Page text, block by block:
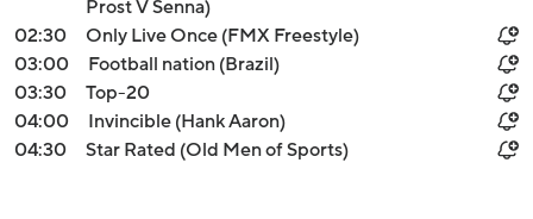
Prost V Senna)
02:30
Only Live Once (FMX Freestyle)
03:00
Football nation (Brazil)
03:30
Top-20
04:00
Invincible (Hank Aaron)
04:30
Star Rated (Old Men of Sports)